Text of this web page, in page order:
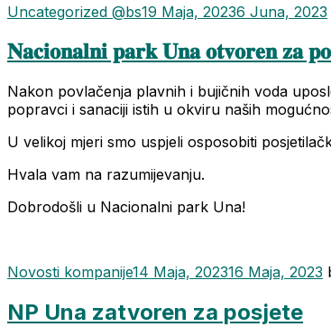
Categories
Uncategorized @bs19 Maja, 20236 Juna, 2023
𝐍𝐚𝐜𝐢𝐨𝐧𝐚𝐥𝐧𝐢 𝐩𝐚𝐫𝐤 𝐔𝐧𝐚 𝐨𝐭𝐯𝐨𝐫𝐞𝐧 𝐳𝐚
Nakon povlačenja plavnih i bujičnih voda
popravci i sanaciji istih u okviru naših
U velikoj mjeri smo uspjeli osposobiti
Hvala vam na razumijevanju.
Dobrodošli u Nacionalni park Una!
Categories
Novosti kompanije14 Maja, 202316 Maja, 2023
NP Una zatvoren za posjete